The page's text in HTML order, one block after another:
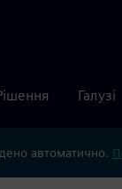
Галузі
автоматично.